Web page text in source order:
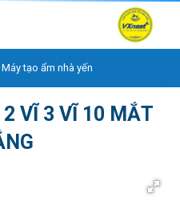
Máy tạo ẩm nhà yến
VĨ 3 VĨ 10 MẮT